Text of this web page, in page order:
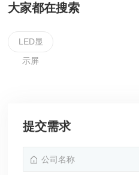
大家都在搜索
LED显
示屏
提交需求